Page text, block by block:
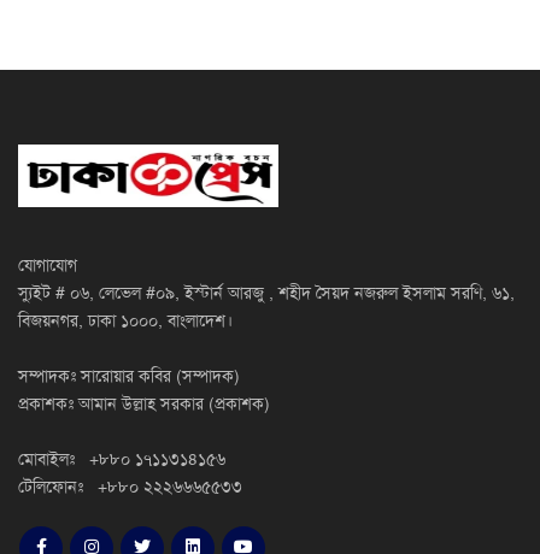
যোগাযোগ
স্যুইট # ০৬, লেভেল #০৯, ইস্টার্ন আরজু , শহীদ সৈয়দ নজরুল ইসলাম সরণি, ৬১,
বিজয়নগর, ঢাকা ১০০০, বাংলাদেশ।
সম্পাদকঃ সারোয়ার কবির (সম্পাদক)
প্রকাশকঃ আমান উল্লাহ সরকার (প্রকাশক)
মোবাইলঃ +৮৮০ ১৭১১৩১৪১৫৬
টেলিফোনঃ +৮৮০ ২২২৬৬৬৫৫৩৩